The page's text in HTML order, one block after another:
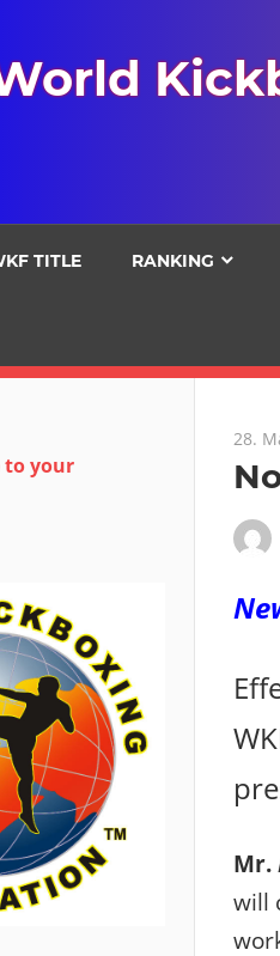
TITLE RANKING
28.
Mr.
will
to your